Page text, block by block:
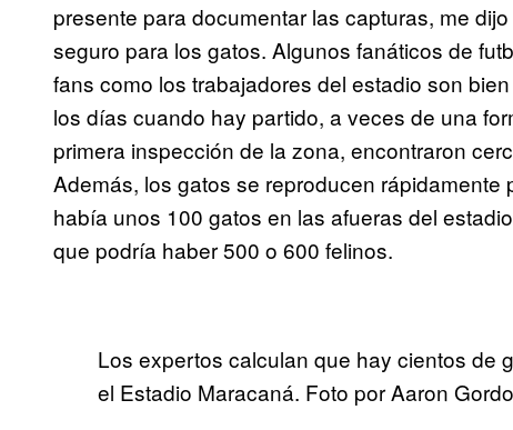
presente para documentar las capturas, me
seguro para los gatos. Algunos fanáticos de
fans como los trabajadores del estadio son
los días cuando hay partido, a veces de una
primera inspección de la zona, encontraron
Además, los gatos se reproducen
había unos 100 gatos en las afueras del
que podría haber 500 o 600 felinos.
Los expertos calculan que hay cientos de
el Estadio Maracaná. Foto por Aaron